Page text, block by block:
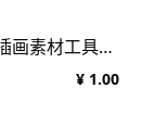
3D立体插画素材工具电动工具模型
¥ 1.00